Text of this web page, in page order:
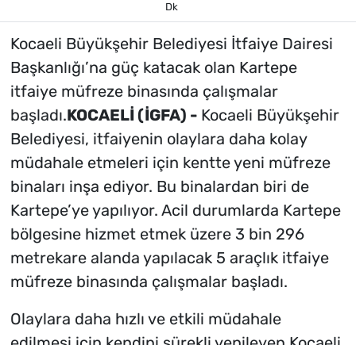
Dk
Kocaeli Büyükşehir Belediyesi İtfaiye Dairesi
Başkanlığı’na güç katacak olan Kartepe
itfaiye müfreze binasında çalışmalar
başladı.KOCAELİ (İGFA) - Kocaeli Büyükşehir
Belediyesi, itfaiyenin olaylara daha kolay
müdahale etmeleri için kentte yeni müfreze
binaları inşa ediyor. Bu binalardan biri de
Kartepe’ye yapılıyor. Acil durumlarda Kartepe
bölgesine hizmet etmek üzere 3 bin 296
metrekare alanda yapılacak 5 araçlık itfaiye
müfreze binasında çalışmalar başladı.
Olaylara daha hızlı ve etkili müdahale